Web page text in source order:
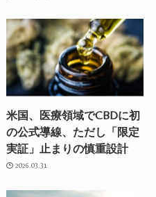
米国、医療領域でCBDに初
の公式導線、ただし「限定
実証」止まりの慎重設計
2026.03.31